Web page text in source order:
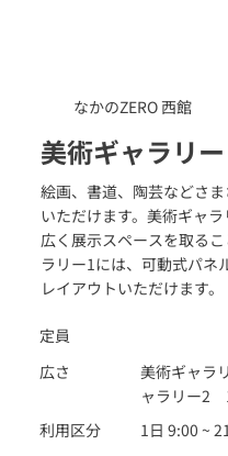
なかのZERO 西館
美術ギャラリー
絵画、書道、陶芸などさ
いただけます。美術ギャラ
広く展示スペースを取る
ラリー1には、可動式パネ
レイアウトいただけます。
定員
広さ
美術ギャラ
ャラリー2
利用区分
1日 9:00 ~